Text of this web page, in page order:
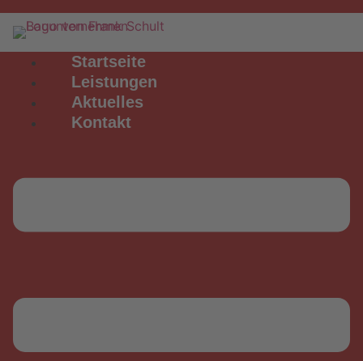
Startseite
Leistungen
Aktuelles
Kontakt